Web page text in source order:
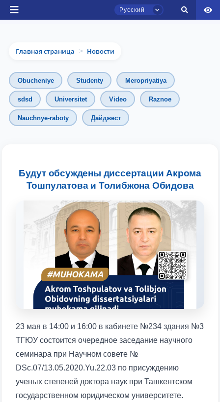
Русский
Главная страница > Новости
Obucheniye Studenty Meropriyatiya
sdsd Universitet Video Raznoe
Nauchnye-raboty Дайджест
Будут обсуждены диссертации Акрома
Тошпулатова и Толибжона Обидова
23 мая в 14:00 и 16:00 в кабинете №234 здания №3
ТГЮУ состоится очередное заседание научного
семинара при Научном совете №
DSc.07/13.05.2020.Yu.22.03 по присуждению
ученых степеней доктора наук при Ташкентском
государственном юридическом университете.
Чат приёмной комиссии ТГЮУ
Оставляйте здесь свои обращения по
вопросам приёма.
Выберите тему — затем появятся
конкретные вопросы:
1. Документы (бакалавр) (5) 2. Документы (магистр) (4)
3. Собеседование (бакалавр) (8)
4. Собеседование (магистр) (5)
6. Онлайн-заявки (15)
8. Квота (бакалавриат) (1) 9. Квота (магистратура) (1)
✉️ Написать администратору